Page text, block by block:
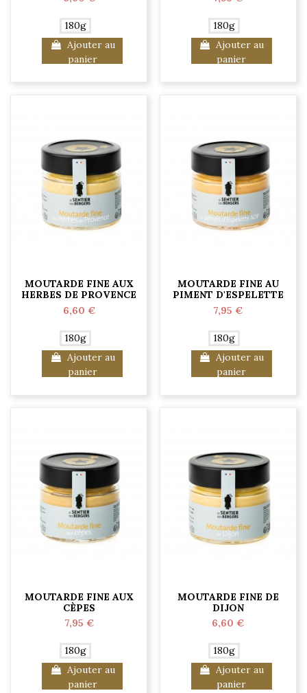
180g
Ajouter au
panier
180g
Ajouter au
panier
MOUTARDE FINE AUX
HERBES DE PROVENCE
6,60 €
180g
Ajouter au
panier
MOUTARDE FINE AU
PIMENT D'ESPELETTE
7,95 €
180g
Ajouter au
panier
MOUTARDE FINE AUX
CÈPES
7,95 €
180g
Ajouter au
panier
MOUTARDE FINE DE
DIJON
6,60 €
180g
Ajouter au
panier